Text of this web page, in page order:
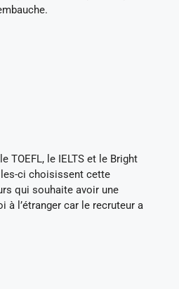
TOEFL, le IELTS et le Bright
ci choisissent cette
qui souhaite avoir une
à l’étranger car le recruteur a